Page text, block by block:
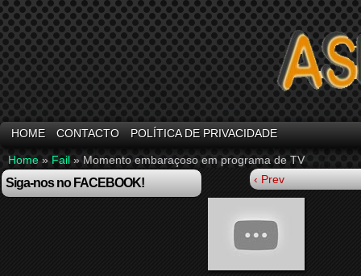
HOME CONTACTO POLÍTICA DE PRIVACIDADE
Home » Fail » Momento embaraçoso em programa de TV
Siga-nos no FACEBOOK! ‹ Prev